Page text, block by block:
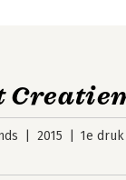
2015 1e druk